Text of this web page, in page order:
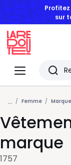
BONS
Menu
Redoute
Les
... Femme
marque
1757